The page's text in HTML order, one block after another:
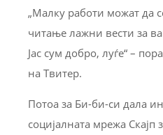
„Малку работи можат да
читање лажни вести за
Јас сум добро, луѓе“ –
на Твитер.
Потоа за Би-би-си дала
социјалната мрежа Скајп